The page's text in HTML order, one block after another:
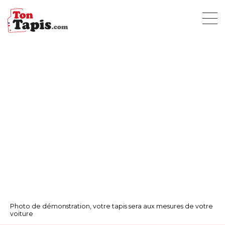
Photo de démonstration, votre tapis sera aux mesures de votre
voiture